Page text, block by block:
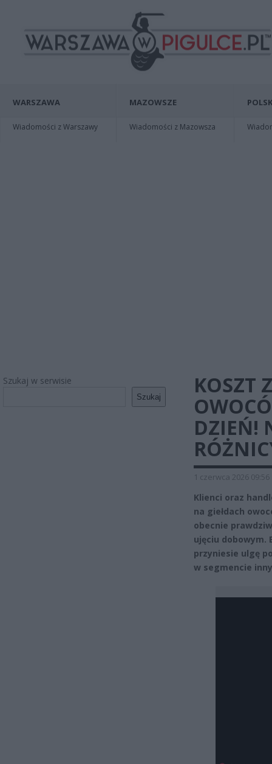
WARSZAWA
Wiadomości z Warszawy
MAZOWSZE
Wiadomości z Mazowsza
Szukaj w serwisie
Szukaj
KOSZT
DZIEŃ!
1 czerwca 2026 09:56
Klienci oraz
na giełdach
obecnie
ujęciu dobowym.
przyniesie ulgę
w segmencie